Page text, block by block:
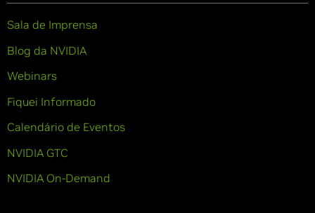
Sala de Imprensa
Blog da NVIDIA
Webinars
Fiquei Informado
Calendário de Eventos
NVIDIA GTC
NVIDIA On-Demand